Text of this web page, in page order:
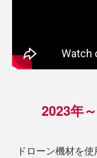
2023年
ドローン機材を